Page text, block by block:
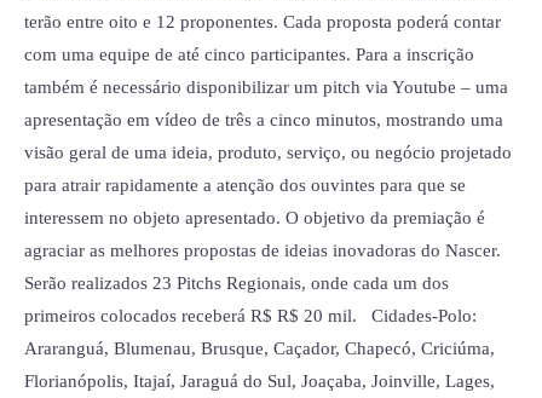
terão entre oito e 12 proponentes. Cada proposta poderá contar
com uma equipe de até cinco participantes. Para a inscrição
também é necessário disponibilizar um pitch via Youtube – uma
apresentação em vídeo de três a cinco minutos, mostrando uma
visão geral de uma ideia, produto, serviço, ou negócio projetado
para atrair rapidamente a atenção dos ouvintes para que se
interessem no objeto apresentado. O objetivo da premiação é
agraciar as melhores propostas de ideias inovadoras do Nascer.
Serão realizados 23 Pitchs Regionais, onde cada um dos
primeiros colocados receberá R$ R$ 20 mil. Cidades-Polo:
Araranguá, Blumenau, Brusque, Caçador, Chapecó, Criciúma,
Florianópolis, Itajaí, Jaraguá do Sul, Joaçaba, Joinville, Lages,